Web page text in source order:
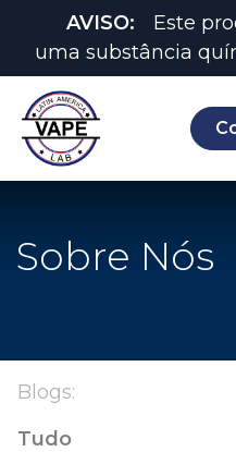
AVISO:
Este
uma substância
Sobre Nós
Blogs:
Tudo